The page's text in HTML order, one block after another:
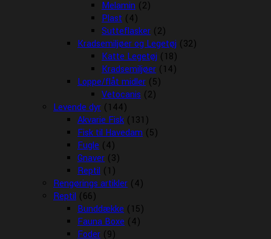
Melamin (2)
Plast (4)
Sutteflasker (2)
Kradsemiljøer og Legetøj (32)
Katte Legetøj (18)
Kradsemiljøer (14)
Loppe/flåt midler (5)
Vetocanis (2)
Levende dyr (144)
Akvarie Fisk (131)
Fisk til Havedam (5)
Fugle (4)
Gnaver (3)
Reptil (1)
Rengørings artikler (4)
Reptil (66)
Bunddække (15)
Fauna Boxe (4)
Foder (9)